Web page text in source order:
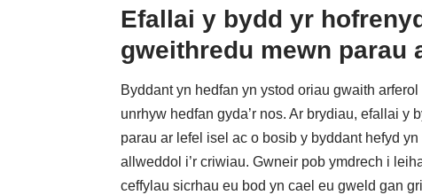
Efallai y bydd yr
gweithredu mewn parau
Byddant yn hedfan yn ystod oriau gwaith
unrhyw hedfan gyda’r nos. Ar brydiau, efallai
parau ar lefel isel ac o bosib y byddant hefyd
allweddol i’r criwiau. Gwneir pob ymdrech i
ceffylau sicrhau eu bod yn cael eu gweld gan